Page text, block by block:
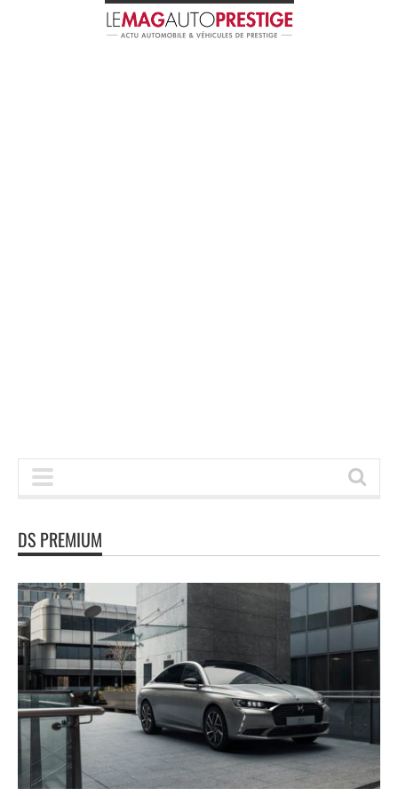
DS PREMIUM